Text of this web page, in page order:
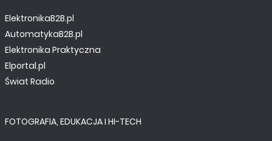
ElektronikaB2B.pl
AutomatykaB2B.pl
Elektronika Praktyczna
Elportal.pl
Świat Radio
FOTOGRAFIA, EDUKACJA I HI-TECH